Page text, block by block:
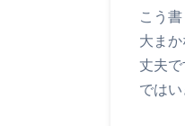
こう
大ま
丈夫で
ではい